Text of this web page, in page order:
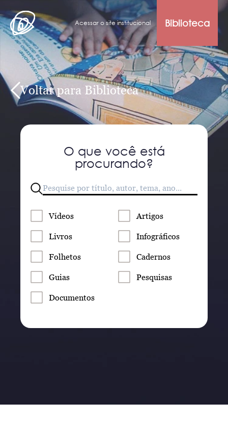
Acessar o site institucional Biblioteca
Voltar para Biblioteca
O que você está
procurando?
Vídeos Artigos
Livros Infográficos
Folhetos Cadernos
Guias Pesquisas
Documentos